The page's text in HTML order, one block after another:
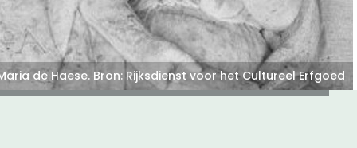
verhaal
de Haese. Bron: Rijksdienst voor het Cultureel Erfgoed